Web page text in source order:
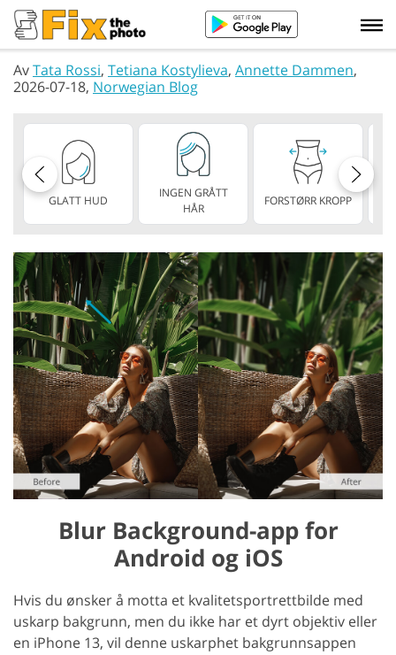
AvTata Rossi, Tetiana Kostylieva, Annette Dammen,
2026-07-18, Norwegian Blog
GLATT HUD
INGEN GRÅTT
HÅR
FORSTØRR KROPP
Blur Background-app for
Android og iOS
Hvis du ønsker å motta et kvalitetsportrettbilde med
uskarp bakgrunn, men du ikke har et dyrt objektiv eller
en iPhone 13, vil denne uskarphet bakgrunnsappen